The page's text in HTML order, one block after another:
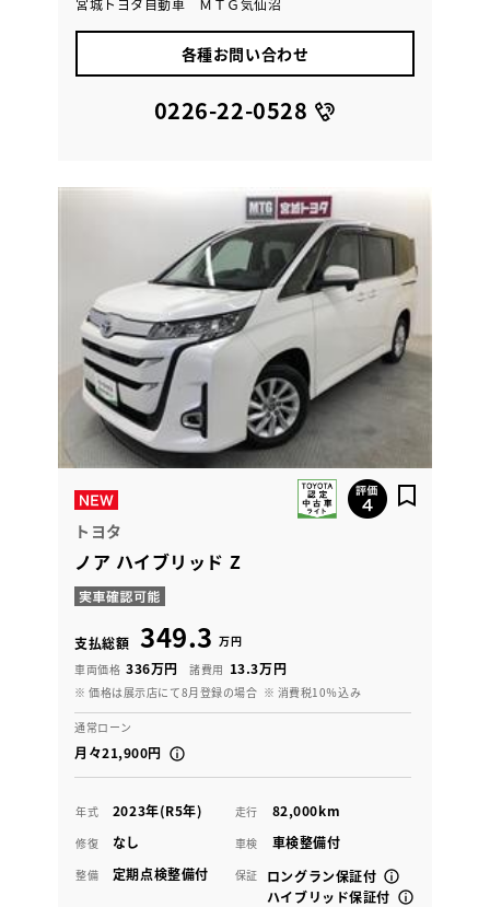
宮城トヨタ自動車 ＭＴＧ気仙沼
各種お問い合わせ
0226-22-0528
トヨタ
ノア ハイブリッド Z
支払総額 349.3 万円
車両価格 336万円 諸費用 13.3万円
※ 価格は展示店にて8月登録の場合 ※ 消費税10％込み
通常ローン
月々21,900円
年式 2023年(R5年) 走行 82,000km
修復 なし 車検 車検整備付
整備 定期点検整備付 保証
ロングラン保証付
ハイブリッド保証付